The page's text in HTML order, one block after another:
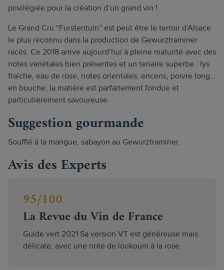
privilégiée pour la création d’un grand vin !
Le Grand Cru “Furstentum” est peut être le terroir d’Alsace
le plus reconnu dans la production de Gewurztraminer
racés. Ce 2018 arrive aujourd’hui à pleine maturité avec des
notes variétales bien présentes et un teriaire superbe : lys
fraîche, eau de rose, notes orientales, encens, poivre long…
en bouche, la matière est parfaitement fondue et
particulièrement savoureuse.
Suggestion gourmande
Soufflé à la mangue, sabayon au Gewurztraminer.
Avis des Experts
95/100
La Revue du Vin de France
Guide vert 2021 Sa version VT est généreuse mais
délicate, avec une note de loukoum à la rose.